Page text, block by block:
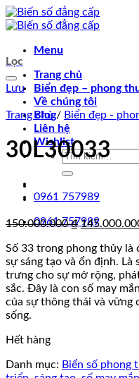
Chuyển
đến
dung
Menu
Trang chủ
Biển đẹp – phong
Về chúng tôi
Blog
Liên hệ
Wishlist
Tìm
0961 757989
0961 757989
Lọc
Lưu
Trang chủ / Biển đẹp -
30L30033
150.000.000₫ Giá
là:
Số 33 trong phong thủy là
sự sáng tạo và ổn định. Là
trưng cho sự mở rộng,
sắc. Đây là con số may
của sự thông thái và vững
sống.
Hết hàng
Danh mục: Biển số phong